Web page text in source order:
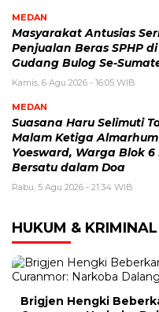
MEDAN
Masyarakat Antusias
Penjualan Beras SPHP
Gudang Bulog Se-
Kamis, 6 Agu 2026 - 16:05 WIB
MEDAN
Suasana Haru Selimuti
Malam Ketiga
Yoesward, Warga Blok 6
Bersatu dalam Doa
Rabu, 5 Agu 2026 - 21:34 WIB
HUKUM & KRIMINAL
Brigjen Hengki